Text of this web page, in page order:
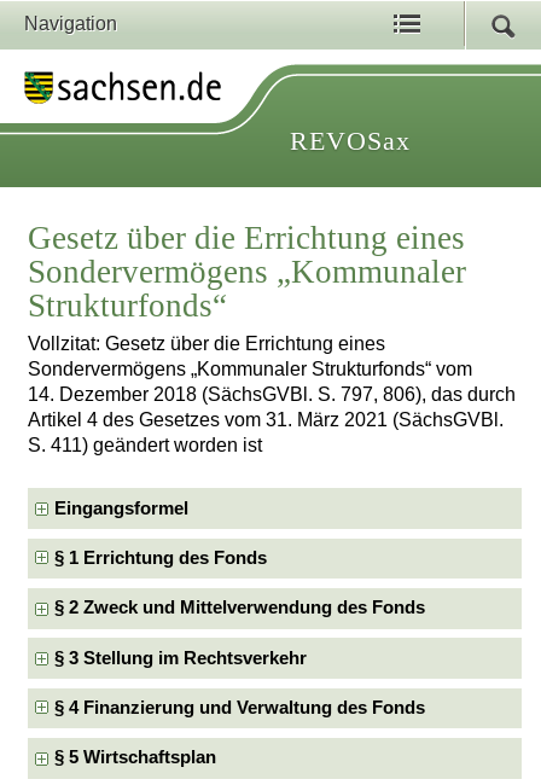
Navigation
REVOSax
Gesetz über die Errichtung eines
Sondervermögens „Kommunaler
Strukturfonds“
Vollzitat: Gesetz über die Errichtung eines
Sondervermögens „Kommunaler Strukturfonds“ vom
14. Dezember 2018 (SächsGVBl. S. 797, 806), das durch
Artikel 4 des Gesetzes vom 31. März 2021 (SächsGVBl.
S. 411) geändert worden ist
Eingangsformel
§ 1 Errichtung des Fonds
§ 2 Zweck und Mittelverwendung des Fonds
§ 3 Stellung im Rechtsverkehr
§ 4 Finanzierung und Verwaltung des Fonds
§ 5 Wirtschaftsplan